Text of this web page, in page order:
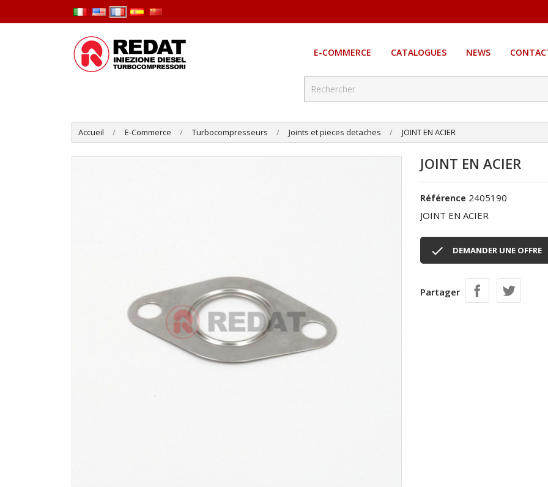
E-COMMERCE CATALOGUES NEWS
Accueil E-Commerce Turbocompresseurs Joints et pieces detaches JOINT EN ACIER
JOINT EN ACIER
Référence 2405190
JOINT EN ACIER
 DEMANDER UNE OFFRE
Partager